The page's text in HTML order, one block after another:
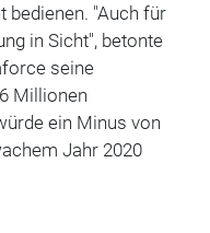
bedienen. "Auch für
in Sicht", betonte
seine
Millionen
ein Minus von
Jahr 2020